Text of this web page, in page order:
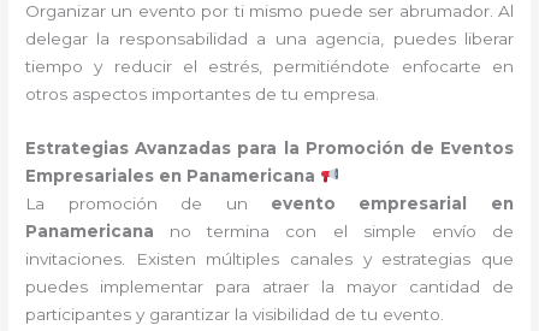
Organizar un evento por ti mismo puede ser abrumador. Al
delegar la responsabilidad a una agencia, puedes liberar
tiempo y reducir el estrés, permitiéndote enfocarte en
otros aspectos importantes de tu empresa.
Estrategias Avanzadas para la Promoción de Eventos
Empresariales en Panamericana
La promoción de un evento empresarial en
Panamericana no termina con el simple envío de
invitaciones. Existen múltiples canales y estrategias que
puedes implementar para atraer la mayor cantidad de
participantes y garantizar la visibilidad de tu evento.